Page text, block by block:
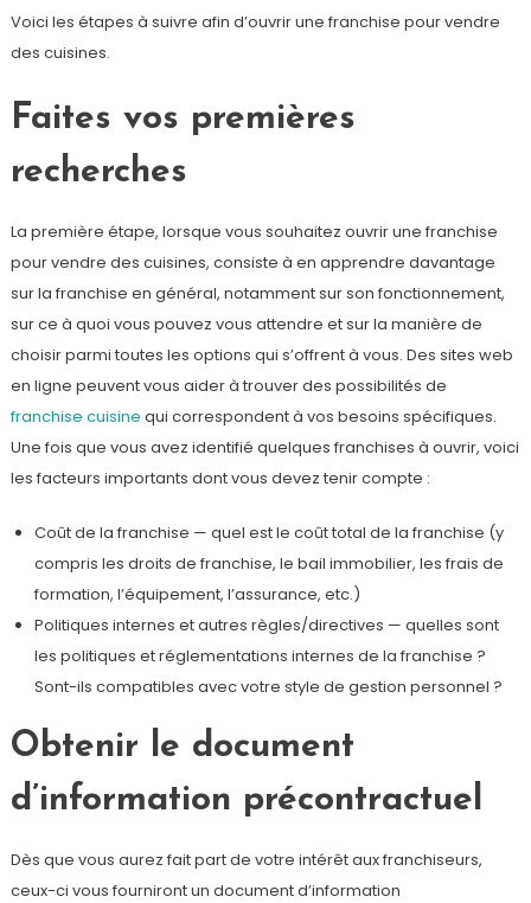
Voici les étapes à suivre afin d’ouvrir une franchise pour vendre
des cuisines.
Faites vos premières
recherches
La première étape, lorsque vous souhaitez ouvrir une franchise
pour vendre des cuisines, consiste à en apprendre davantage
sur la franchise en général, notamment sur son fonctionnement,
sur ce à quoi vous pouvez vous attendre et sur la manière de
choisir parmi toutes les options qui s’offrent à vous. Des sites web
en ligne peuvent vous aider à trouver des possibilités de
franchise cuisine qui correspondent à vos besoins spécifiques.
Une fois que vous avez identifié quelques franchises à ouvrir, voici
les facteurs importants dont vous devez tenir compte :
Coût de la franchise — quel est le coût total de la franchise (y
compris les droits de franchise, le bail immobilier, les frais de
formation, l’équipement, l’assurance, etc.)
Politiques internes et autres règles/directives — quelles sont
les politiques et réglementations internes de la franchise ?
Sont-ils compatibles avec votre style de gestion personnel ?
Obtenir le document
d’information précontractuel
Dès que vous aurez fait part de votre intérêt aux franchiseurs,
ceux-ci vous fourniront un document d’information